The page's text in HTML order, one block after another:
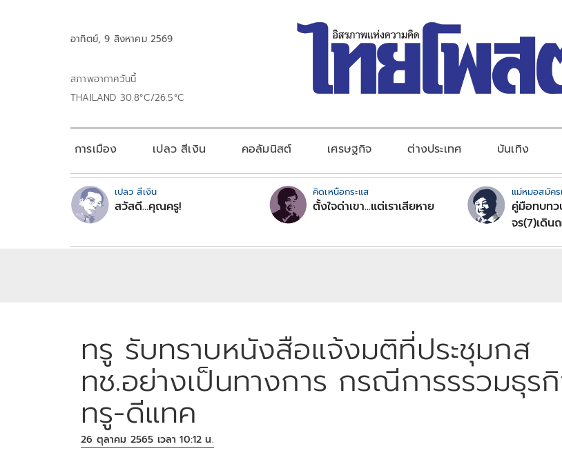
อาทิตย์, 9 สิงหาคม 2569
สภาพอากาศวันนี้
THAILAND 30.8°C/26.5°C
การเมือง เปลว สีเงิน คอลัมนิสต์ เศรษฐกิจ ต่างประเทศ บันเทิง
เปลว สีเงิน
สวัสดี...คุณครู!
คิดเหนือกระแส
ตั้งใจด่าเขา...แต่เราเสียหาย
แม่หมอสมัคร
คู่มือทบทว
จร(7)เดิน
ทรู รับทราบหนังสือแจ้งมติที่ประชุมกส
ทช.อย่างเป็นทางการ กรณีการรรวมธุร
ทรู-ดีแทค
26 ตุลาคม 2565 เวลา 10:12 น.